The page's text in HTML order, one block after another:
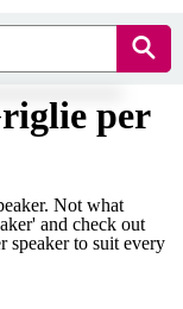
per
Not what
and check out
speaker to suit every